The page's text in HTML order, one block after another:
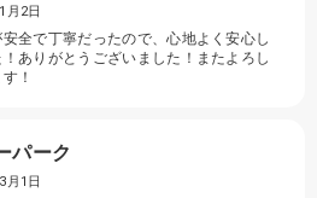
月2日
全で丁寧だったので、心地よく安心し
ありがとうございました！またよろし
！
パーク
月1日